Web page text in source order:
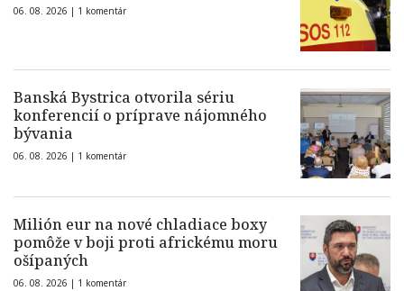
06. 08. 2026 | 1 komentár
Banská Bystrica otvorila sériu
konferencií o príprave nájomného
bývania
06. 08. 2026 | 1 komentár
Milión eur na nové chladiace boxy
pomôže v boji proti africkému moru
ošípaných
06. 08. 2026 | 1 komentár